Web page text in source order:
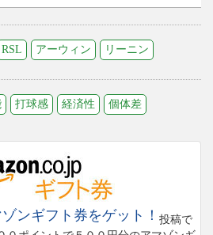
RSL アーウィン リーニン
打球感 経済性 個体差
ンギフト券をゲット！ 投稿で